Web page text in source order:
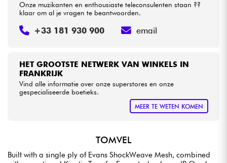
Sets
Bekijk onze merken
HET GROOTSTE NETWERK VAN WINKELS IN
FRANKRIJK
Vind alle informatie over onze superstores en onze
gespecialiseerde boetieks.
MEER TE WETEN KOMEN
Onze muzikanten en enthousiaste teleconsulenten staan ??
klaar om al je vragen te beantwoorden.
+33 181 930 900 email
TOMVEL
Built with a single ply of Evans ShockWeave Mesh, combined